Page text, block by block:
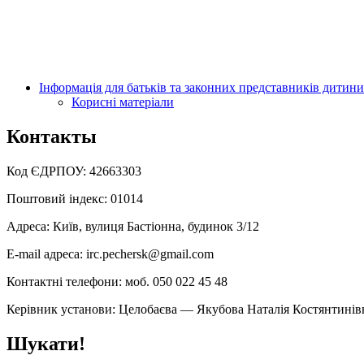
Інформація для батьків та законних представників дитини
Корисні матеріали
Контакты
Код ЄДРПОУ: 42663303
Поштовий індекс: 01014
Адреса: Київ, вулиця Бастіонна, будинок 3/12
E-mail адреса: irc.pechersk@gmail.com
Контактні телефони: моб. 050 022 45 48
Керівник установи: Целобаєва — Якубова Наталія
Шукати!